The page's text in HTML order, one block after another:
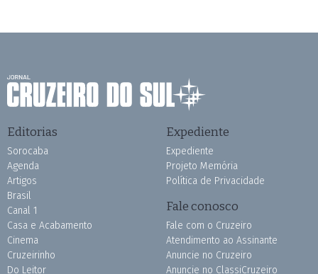
Editorias
Sorocaba
Agenda
Artigos
Brasil
Canal 1
Casa e Acabamento
Cinema
Cruzeirinho
Do Leitor
Expediente
Expediente
Projeto Memória
Política de Privacidade
Fale conosco
Fale com o Cruzeiro
Atendimento ao Assinante
Anuncie no Cruzeiro
Anuncie no ClassiCruzeiro